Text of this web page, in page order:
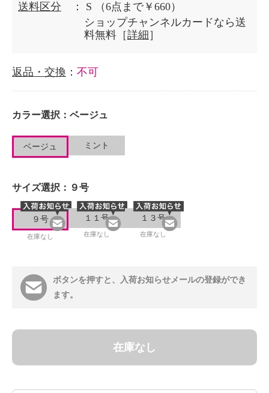
送料区分 ： S
（6点まで￥660）
ショップチャンネルカードなら送
料無料［詳細 ］
返品・交換 ： 不可
カラー選択： ベージュ
ベージュ ミント
サイズ選択： ９号
９号
在庫なし
１１号
在庫なし
１３号
在庫なし
ボタンを押すと、入荷お知らせメールの登録ができ
ます。
在庫なし